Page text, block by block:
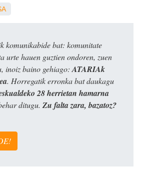
komunikabide bat: komunitate
urte hauen guztien ondoren, zuen
inoiz baino gehiago: ATARIAk
. Horregatik erronka bat daukagu
28 herrietan hamarna
ditugu. Zu falta zara, bazatoz?